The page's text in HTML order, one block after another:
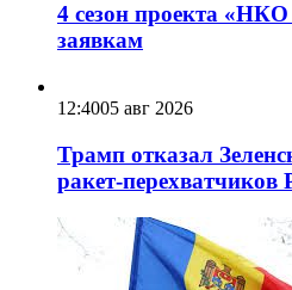
4 сезон проекта
заявкам
12:4005 авг 2026
Трамп отказал
ракет-перехватчиков